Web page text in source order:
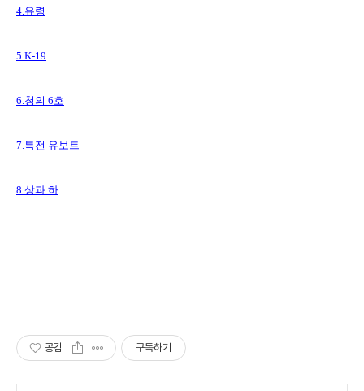
4.유령
5.K-19
6.청의 6호
7.특전 유보트
8.상과 하
공감 구독하기